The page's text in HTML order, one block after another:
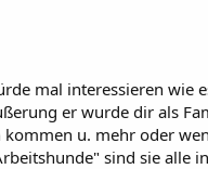
mal interessieren wie
er wurde dir als
u. mehr oder
sind sie alle